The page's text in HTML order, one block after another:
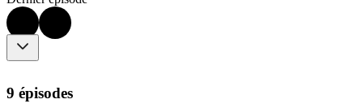
9 épisodes